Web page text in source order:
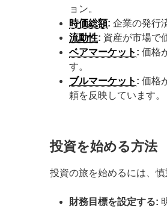
ョン。
時価総額: 企業の発行
流動性: 資産が市場で
ベアマーケット : 価格
す。
ブルマーケット : 価格
頼を反映しています。
投資を始める方法
投資の旅を始めるには、
財務目標を設定する: